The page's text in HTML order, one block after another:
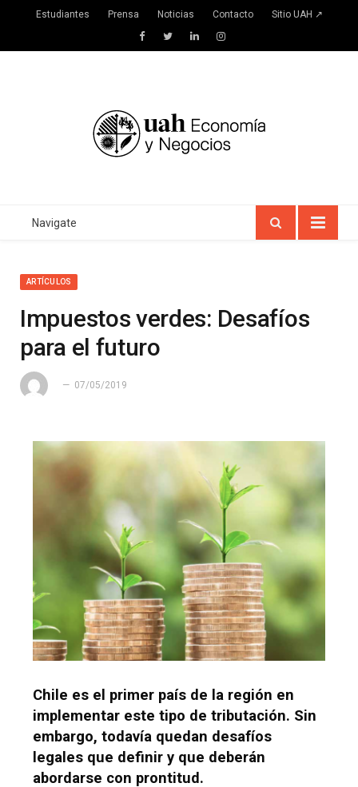
Estudiantes Prensa Noticias Contacto Sitio UAH ↗
FacebookTwitterLinkedInInstagram
Navigate
ARTÍCULOS
Impuestos verdes: Desafíos
para el futuro
07/05/2019
Chile es el primer país de la región en
implementar este tipo de tributación. Sin
embargo, todavía quedan desafíos
legales que definir y que deberán
abordarse con prontitud.